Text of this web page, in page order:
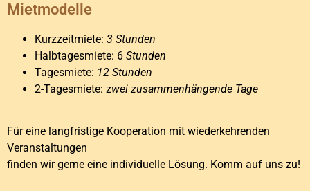
Mietmodelle
Kurzzeitmiete: 3 Stunden
Halbtagesmiete: 6 Stunden
Tagesmiete: 12 Stunden
2-Tagesmiete: zwei zusammenhängende Tage
Für eine langfristige Kooperation mit wiederkehrenden
Veranstaltungen
finden wir gerne eine individuelle Lösung. Komm auf uns zu!